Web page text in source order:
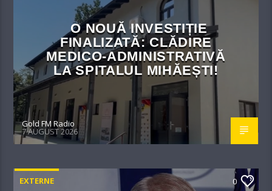
O NOUĂ INVESTIȚIE
FINALIZATĂ: CLĂDIRE
MEDICO-ADMINISTRATIVĂ
LA SPITALUL MIHĂEȘTI!​
Gold FM Radio
7 AUGUST 2026
EXTERNE 0